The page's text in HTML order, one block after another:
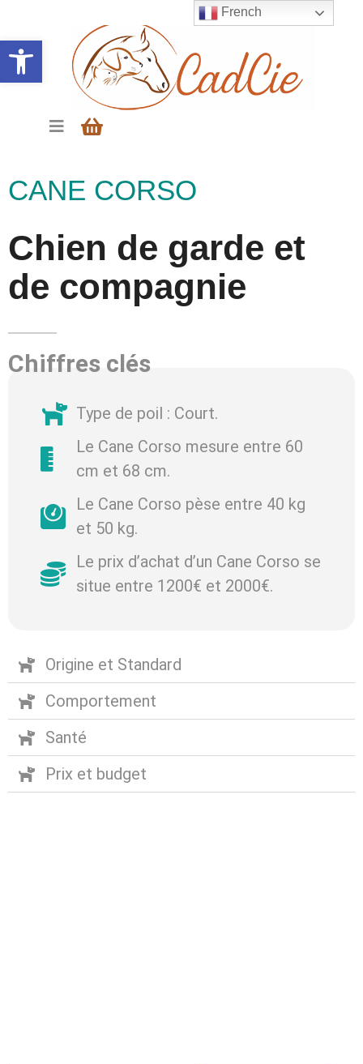
Ouvrir la barre d’outils
CANE CORSO
Chien de garde et
de compagnie
Chiffres clés
Type de poil : Court.
Le Cane Corso mesure entre 60
cm et 68 cm.
Le Cane Corso pèse entre 40 kg
et 50 kg.
Le prix d’achat d’un Cane Corso se
situe entre 1200€ et 2000€.
Origine et Standard
Comportement
Santé
Prix et budget
French